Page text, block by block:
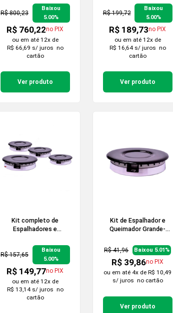
peças
R$ 800,23
Baixou
5.00%
R$ 760,22no PIX
ou em até 12x de
R$ 66,69 s/ juros no
cartão
Ver produto
para Cooktop de 5
Bocas
R$ 199,72
Baixou
5.00%
R$ 189,73no PIX
ou em até 12x de
R$ 16,64 s/ juros no
cartão
Ver produto
Kit completo de
Espalhadores e
para Cooktop de 4
Bocas
R$ 157,65
Baixou
5.00%
R$ 149,77no PIX
ou em até 12x de
R$ 13,14 s/ juros no
cartão
Kit de Espalhador e
Queimador Grande-
Cooktop  1 conjunto
R$ 41,96 Baixou 5.01%
R$ 39,86no PIX
ou em até 4x de R$ 10,49
s/ juros no cartão
Ver produto